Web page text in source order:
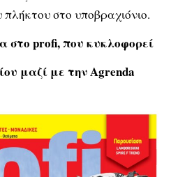
πλήκτου στο υποβραχιόνιο.
στο profi, που κυκλοφορεί
μαζί με την Agrenda